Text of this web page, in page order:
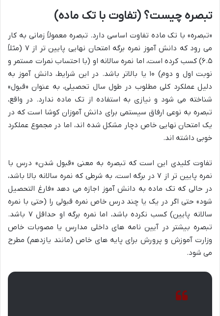
تبصره چیست؟ (تفاوت با تک ماده)
«تبصره» با تک ماده تفاوت اساسی دارد. تبصره معمولاً زمانی به کار
می رود که دانش آموز نمره برگه امتحان نهایی پایین تر از ۷ (مثلاً
۶.۵) کسب کرده است، اما نمره سالانه او (با احتساب نمرات مستمر و
نوبت اول و دوم) ۱۰ یا بالاتر باشد. در این شرایط، دانش آموز به
دلیل عملکرد کلی مطلوب در طول سال تحصیلی، به عنوان «قبول»
شناخته می شود و نیازی به استفاده از تک ماده ندارد. در واقع،
تبصره به نوعی ارفاق سیستمی برای دانش آموزان کوشا است که در
یک امتحان نهایی خاص دچار مشکل شده اند، اما در مجموع عملکرد
خوبی داشته اند.
تفاوت کلیدی این است که تبصره به معنی «قبول شدن» درس با
نمره پایین تر از ۷ در برگه است، به شرطی که نمره سالانه بالا باشد،
در حالی که تک ماده به دانش آموز اجازه می دهد «فارغ التحصیل
شود» حتی اگر در یک یا چند درس خاص نمره قبولی را (حتی با نمره
سالانه پایین) کسب نکرده باشد، اما نمره برگه او حداقل ۷ باشد.
تبصره بیشتر در آیین نامه های داخلی مدارس یا مصوبات خاص
وزارت آموزش و پرورش برای پایه های خاص (مانند یازدهم) مطرح
می شود.